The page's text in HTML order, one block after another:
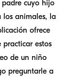
padre cuyo hijo
los animales, la
ofrece
estos
de un niño
preguntarle a